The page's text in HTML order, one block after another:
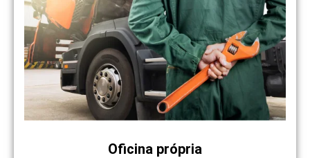
Oficina própria